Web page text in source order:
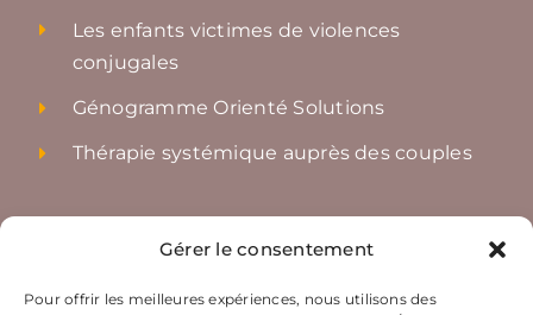
Gérer le consentement
Pour offrir les meilleures expériences, nous utilisons des
Les enfants victimes de violences
conjugales
Génogramme Orienté Solutions
Thérapie systémique auprès des couples
Accès rapides